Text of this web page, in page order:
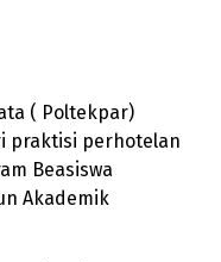
( Poltekpar)
praktisi perhotelan
Beasiswa
Akademik